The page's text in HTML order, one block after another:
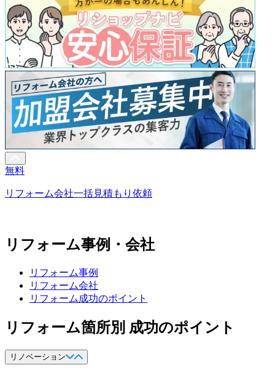
無料
リフォーム会社一括見積もり依頼
リフォーム事例・会社
リフォーム事例
リフォーム会社
リフォーム成功のポイント
リフォーム箇所別 成功のポイント
リノベーション